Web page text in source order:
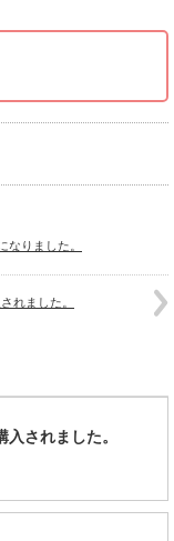
なりました。
れました。
されました。